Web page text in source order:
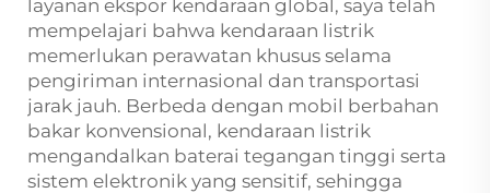
layanan ekspor kendaraan global, saya telah
mempelajari bahwa kendaraan listrik
memerlukan perawatan khusus selama
pengiriman internasional dan transportasi
jarak jauh. Berbeda dengan mobil berbahan
bakar konvensional, kendaraan listrik
mengandalkan baterai tegangan tinggi serta
sistem elektronik yang sensitif, sehingga